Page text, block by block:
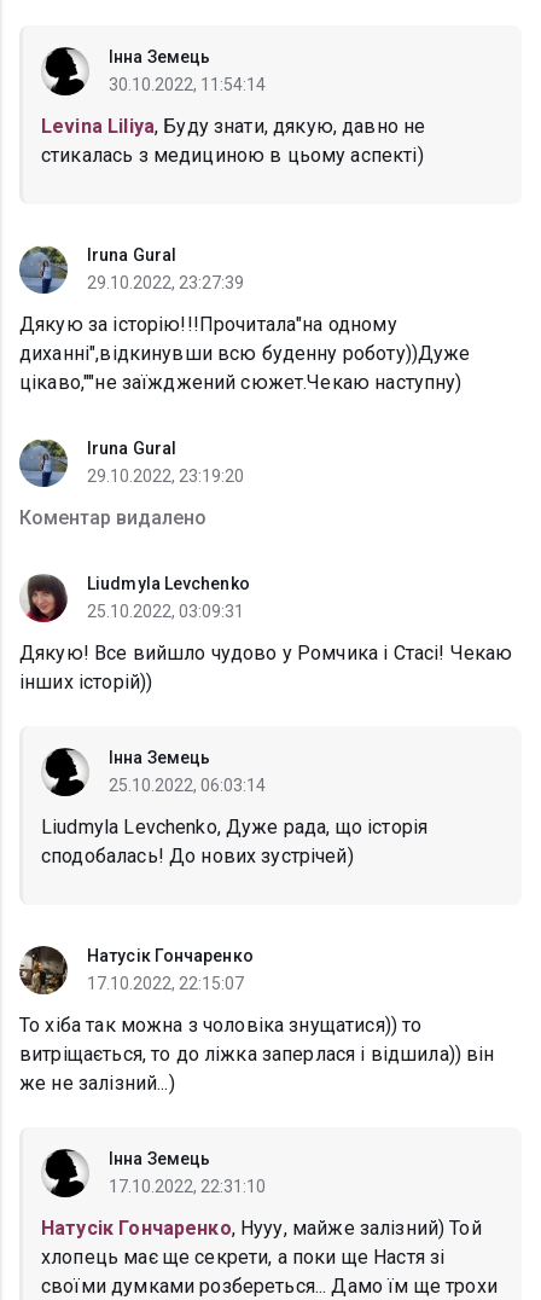
Інна Земець
30.10.2022, 11:54:14
Levina Liliya, Буду знати, дякую, давно не
стикалась з медициною в цьому аспекті)
Iruna Gural
29.10.2022, 23:27:39
Дякую за історію!!!Прочитала"на одному
диханні",відкинувши всю буденну роботу))Дуже
цікаво,""не заїжджений сюжет.Чекаю наступну)
Iruna Gural
29.10.2022, 23:19:20
Коментар видалено
Liudmyla Levchenko
25.10.2022, 03:09:31
Дякую! Все вийшло чудово у Ромчика і Стасі! Чекаю
інших історій))
Інна Земець
25.10.2022, 06:03:14
Liudmyla Levchenko, Дуже рада, що історія
сподобалась! До нових зустрічей)
Натусік Гончаренко
17.10.2022, 22:15:07
То хіба так можна з чоловіка знущатися)) то
витріщається, то до ліжка заперлася і відшила)) він
же не залізний...)
Інна Земець
17.10.2022, 22:31:10
Натусік Гончаренко, Нууу, майже залізний) Той
хлопець має ще секрети, а поки ще Настя зі
своїми думками розбереться... Дамо їм ще трохи